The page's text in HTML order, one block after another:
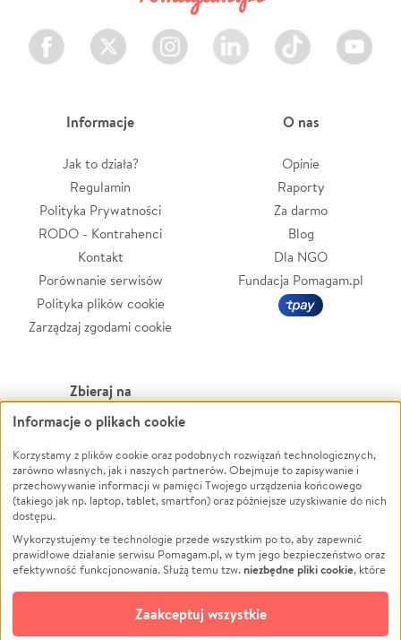
Facebook Twitter Instagram LinkedIn TikTok Youtube
Informacje
Jak to działa?
Regulamin
Polityka Prywatności
RODO - Kontrahenci
Kontakt
Porównanie serwisów
Polityka plików cookie
Zarządzaj zgodami cookie
O nas
Opinie
Raporty
Za darmo
Blog
Dla NGO
Fundacja Pomagam.pl
Zbieraj na
Leczenie
Zwierzęta
Pożar
Ukraina
Pomoc Finansowa
Projekty
Pogrzeb
Społeczność lokalna
Powódź
Wichura
NGO
Edukacja
Podróż
Impreza
Ochrona środowiska
Informacje o plikach cookie
Korzystamy z plików cookie oraz podobnych rozwiązań technologicznych,
zarówno własnych, jak i naszych partnerów. Obejmuje to zapisywanie i
przechowywanie informacji w pamięci Twojego urządzenia końcowego
(takiego jak np. laptop, tablet, smartfon) oraz późniejsze uzyskiwanie do nich
dostępu.
Wykorzystujemy te technologie przede wszystkim po to, aby zapewnić
prawidłowe działanie serwisu Pomagam.pl, w tym jego bezpieczeństwo oraz
efektywność funkcjonowania. Służą temu tzw.niezbędne pliki cookie, które
opcjonalnych plików cookie
technologii do celów analitycznych i retargetingowych. Możesz wyrazić
Zaakceptuj wszystkie